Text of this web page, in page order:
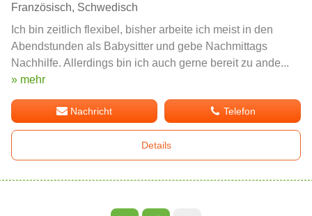
Französisch, Schwedisch
Ich bin zeitlich flexibel, bisher arbeite ich meist in den
Abendstunden als Babysitter und gebe Nachmittags
Nachhilfe. Allerdings bin ich auch gerne bereit zu ande...
» mehr
Nachricht Telefon
Details